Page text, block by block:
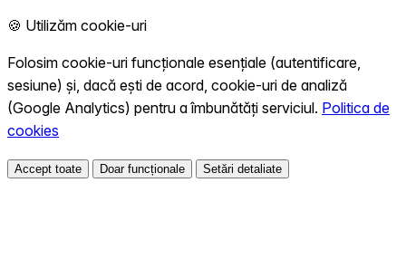
🍪 Utilizăm cookie-uri
Folosim cookie-uri funcționale esențiale (autentificare,
sesiune) și, dacă ești de acord, cookie-uri de analiză
(Google Analytics) pentru a îmbunătăți serviciul. Politica de
cookies
Accept toate Doar funcționale Setări detaliate